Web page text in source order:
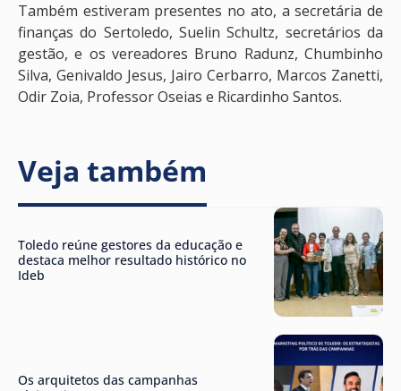
Também estiveram presentes no ato, a secretária de
finanças do Sertoledo, Suelin Schultz, secretários da
gestão, e os vereadores Bruno Radunz, Chumbinho
Silva, Genivaldo Jesus, Jairo Cerbarro, Marcos Zanetti,
Odir Zoia, Professor Oseias e Ricardinho Santos.
Veja também
Toledo reúne gestores da educação e
destaca melhor resultado histórico no
Ideb
Os arquitetos das campanhas